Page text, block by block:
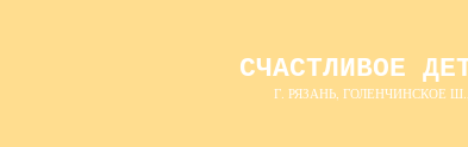
СЧАСТЛИВОЕ
Г. РЯЗАНЬ, ГОЛЕНЧИНСКОЕ